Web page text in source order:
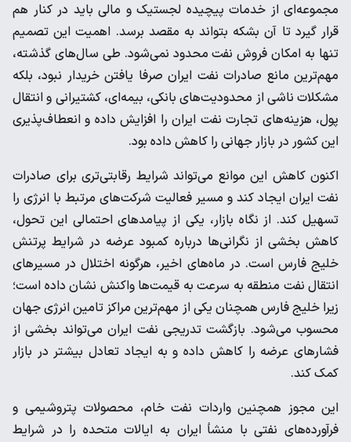
مجموعه‌ای از خدمات پیچیده لجستیک و مالی باید در کنار هم
قرار گیرد تا آن بشکه بتواند به مقصد برسد. اهمیت این تصمیم
تنها به امکان فروش نفت محدود نمی‌شود. طی سال‌های گذشته،
مهم‌ترین مانع صادرات نفت ایران صرفا یافتن خریدار نبود، بلکه
مشکلات ناشی از محدودیت‌های بانکی، بیمه‌ای، کشتیرانی و انتقال
پول، هزینه‌های تجارت نفت ایران را افزایش داده و انعطاف‌پذیری
این کشور در بازار جهانی را کاهش داده بود.
اکنون کاهش این موانع می‌تواند شرایط رقابتی‌تری برای صادرات
نفت ایران ایجاد کند و مسیر فعالیت شرکت‌های مرتبط با انرژی را
تسهیل کند. از نگاه بازار، یکی از پیامدهای احتمالی این تحول،
کاهش بخشی از نگرانی‌ها درباره کمبود عرضه در شرایط پرتنش
خلیج فارس است. در ماه‌های اخیر، هرگونه اختلال در مسیرهای
انتقال نفت منطقه به سرعت به قیمت‌ها واکنش نشان داده است؛
زیرا خلیج فارس همچنان یکی از مهم‌ترین مراکز تامین انرژی جهان
محسوب می‌شود. بازگشت تدریجی نفت ایران می‌تواند بخشی از
فشارهای عرضه را کاهش داده و به ایجاد تعادل بیشتر در بازار
کمک کند.
این مجوز همچنین واردات نفت خام، محصولات پتروشیمی و
فرآورده‌های نفتی با منشأ ایران به ایالات متحده را در شرایط